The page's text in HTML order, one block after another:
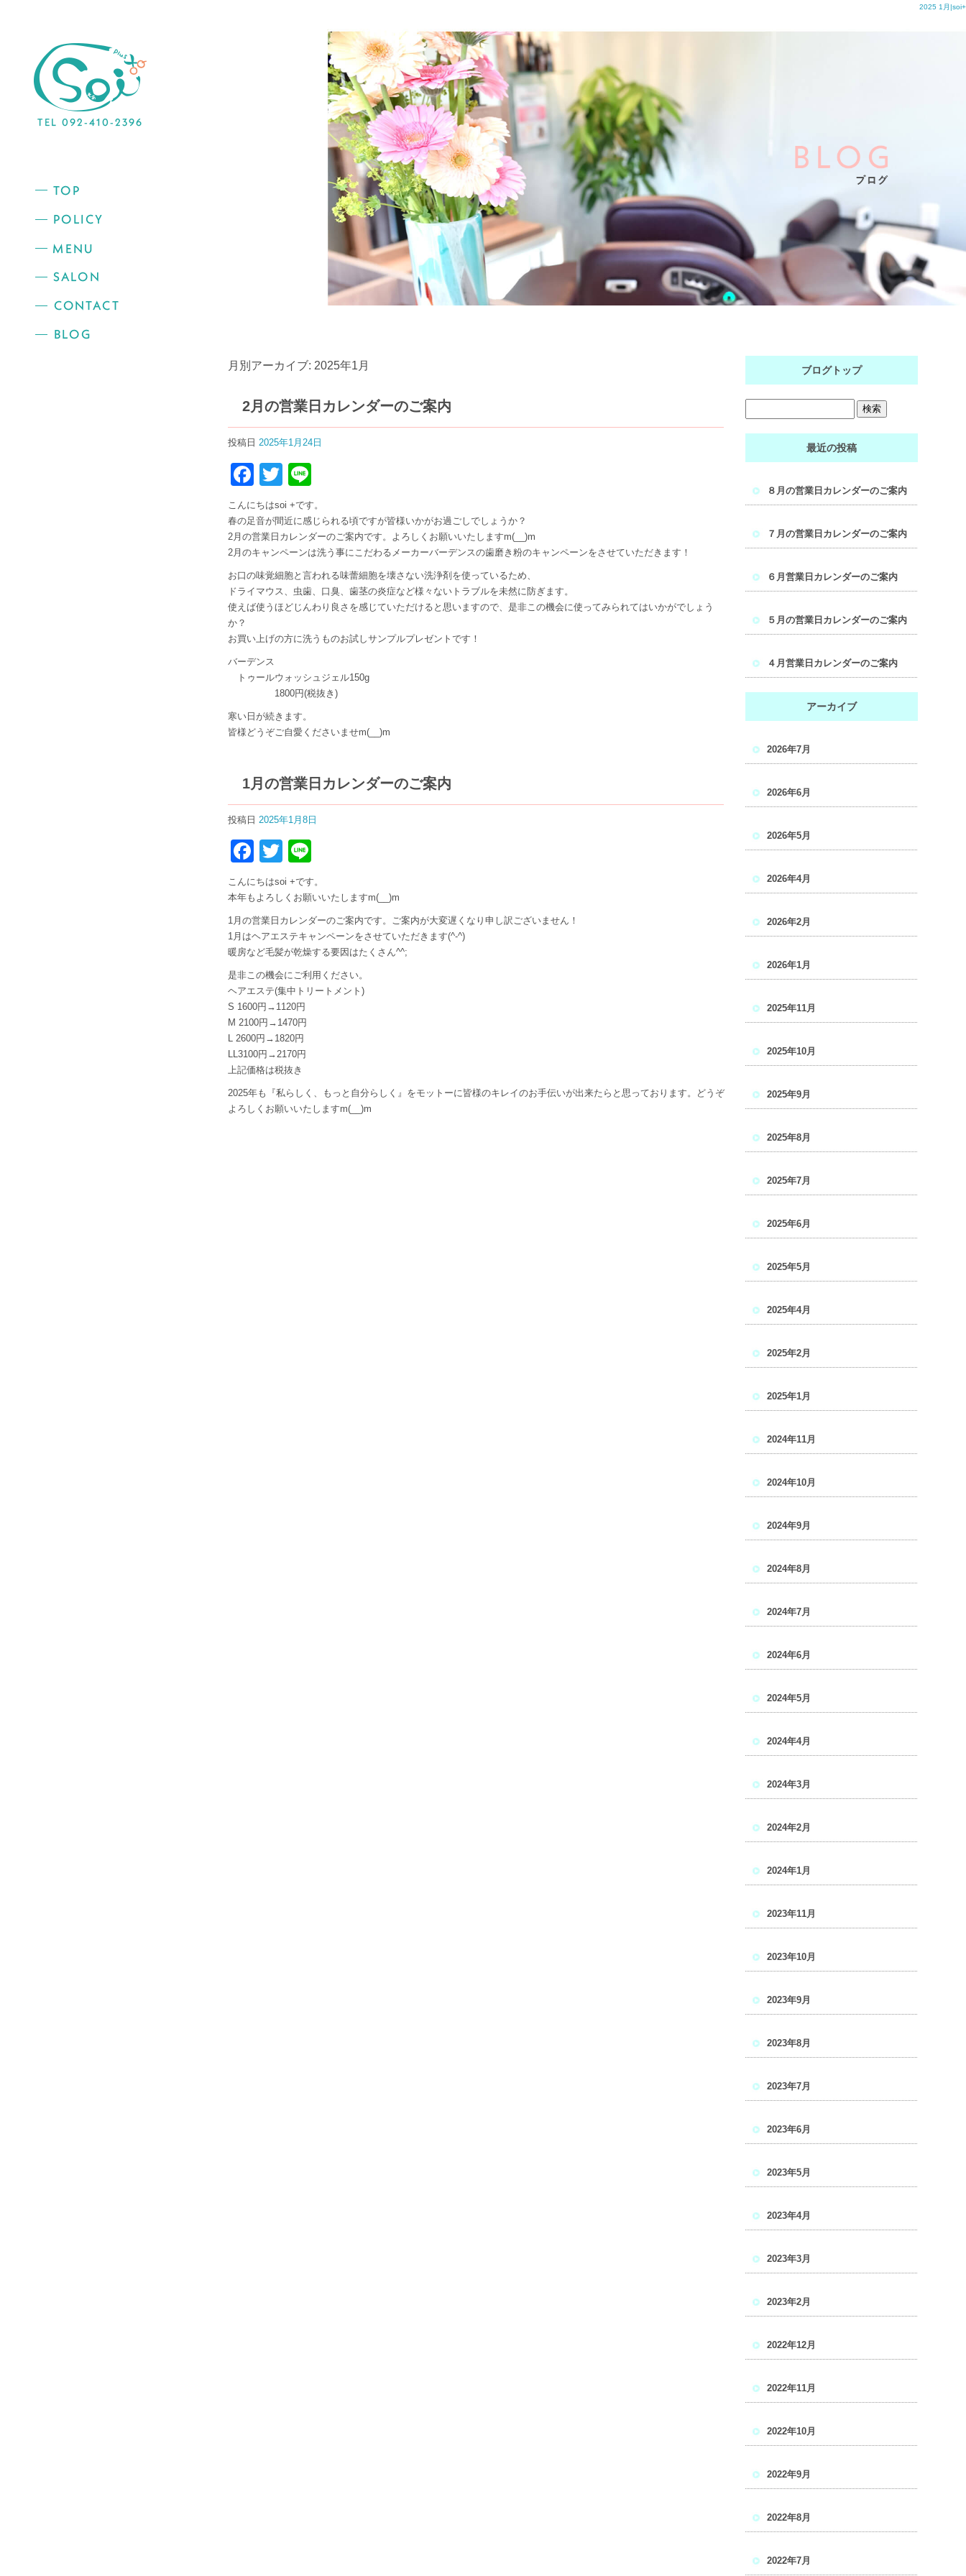
2025 1月|soi+
月別アーカイブ: 2025年1月
2月の営業日カレンダーのご案内
投稿日 2025年1月24日
Facebook
Twitter
こんにちはsoi +です。
春の足音が間近に感じられる頃ですが皆様いかがお過ごしでしょうか？
2月の営業日カレンダーのご案内です。よろしくお願いいたしますm(__)m
2月のキャンペーンは洗う事にこだわるメーカーバーデンスの歯磨き粉のキャンペーンをさせていただきます！
お口の味覚細胞と言われる味蕾細胞を壊さない洗浄剤を使っているため、
ドライマウス、虫歯、口臭、歯茎の炎症など様々ないトラブルを未然に防ぎます。
使えば使うほどじんわり良さを感じていただけると思いますので、是非この機会に使ってみられてはいかがでしょう
か？
お買い上げの方に洗うものお試しサンプルプレゼントです！
バーデンス
トゥールウォッシュジェル150g
1800円(税抜き)
寒い日が続きます。
皆様どうぞご自愛くださいませm(__)m
1月の営業日カレンダーのご案内
投稿日 2025年1月8日
Facebook
Twitter
こんにちはsoi +です。
本年もよろしくお願いいたしますm(__)m
1月の営業日カレンダーのご案内です。ご案内が大変遅くなり申し訳ございません！
1月はヘアエステキャンペーンをさせていただきます(^-^)
暖房など毛髪が乾燥する要因はたくさん^^;
是非この機会にご利用ください。
ヘアエステ(集中トリートメント)
S 1600円→1120円
M 2100円→1470円
L 2600円→1820円
LL3100円→2170円
上記価格は税抜き
2025年も『私らしく、もっと自分らしく』をモットーに皆様のキレイのお手伝いが出来たらと思っております。どうぞ
よろしくお願いいたしますm(__)m
ブログトップ
最近の投稿
８月の営業日カレンダーのご案内
７月の営業日カレンダーのご案内
６月営業日カレンダーのご案内
５月の営業日カレンダーのご案内
４月営業日カレンダーのご案内
アーカイブ
2026年7月
2026年6月
2026年5月
2026年4月
2026年2月
2026年1月
2025年11月
2025年10月
2025年9月
2025年8月
2025年7月
2025年6月
2025年5月
2025年4月
2025年2月
2025年1月
2024年11月
2024年10月
2024年9月
2024年8月
2024年7月
2024年6月
2024年5月
2024年4月
2024年3月
2024年2月
2024年1月
2023年11月
2023年10月
2023年9月
2023年8月
2023年7月
2023年6月
2023年5月
2023年4月
2023年3月
2023年2月
2022年12月
2022年11月
2022年10月
2022年9月
2022年8月
2022年7月